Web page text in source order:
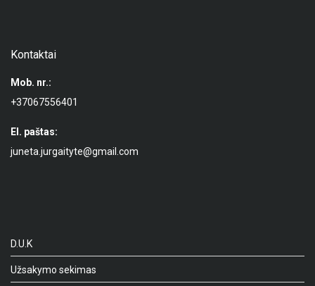
Kontaktai
Mob. nr.:
+37067556401
El. paštas:
juneta.jurgaityte@gmail.com
D.U.K
Užsakymo sekimas